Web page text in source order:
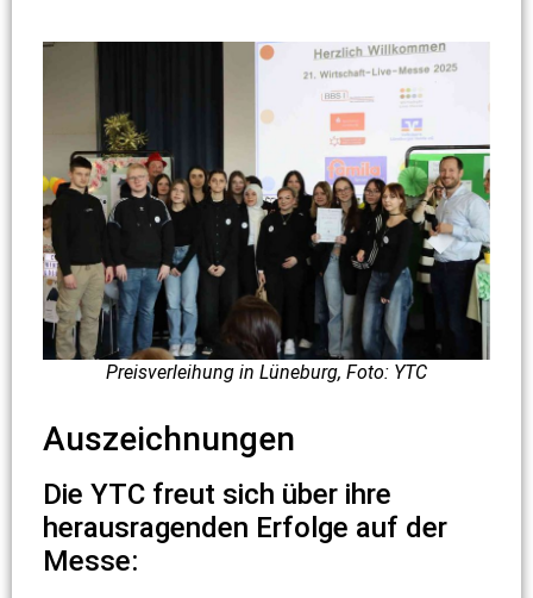
Preisverleihung in Lüneburg, Foto: YTC
Auszeichnungen
Die YTC freut sich über ihre
herausragenden Erfolge auf der
Messe: